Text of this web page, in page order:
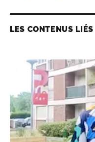
LES CONTENUS LIÉS